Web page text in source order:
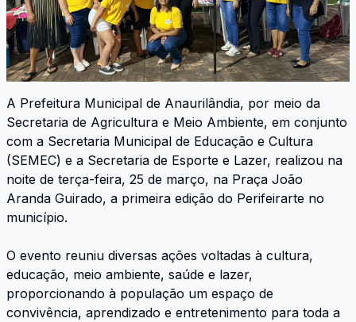
A Prefeitura Municipal de Anaurilândia, por meio da
Secretaria de Agricultura e Meio Ambiente, em conjunto
com a Secretaria Municipal de Educação e Cultura
(SEMEC) e a Secretaria de Esporte e Lazer, realizou na
noite de terça-feira, 25 de março, na Praça João
Aranda Guirado, a primeira edição do Perifeirarte no
município.
O evento reuniu diversas ações voltadas à cultura,
educação, meio ambiente, saúde e lazer,
proporcionando à população um espaço de
convivência, aprendizado e entretenimento para toda a